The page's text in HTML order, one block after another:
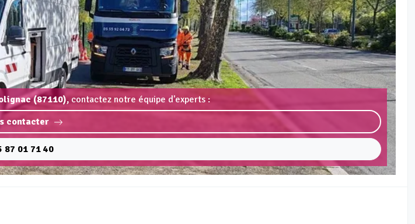
(87110), contactez notre équipe d'experts :
contacter
87 01 71 40